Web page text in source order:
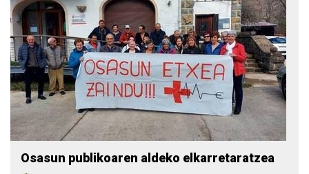
Osasun publikoaren aldeko elkarretaratzea